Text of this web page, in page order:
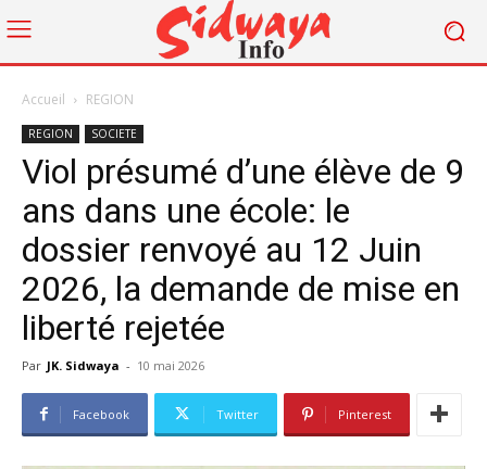
Accueil REGION
REGION SOCIETE
Viol présumé d’une élève de 9
ans dans une école: le
dossier renvoyé au 12 Juin
2026, la demande de mise en
liberté rejetée
Par JK. Sidwaya - 10 mai 2026
Facebook Twitter Pinterest